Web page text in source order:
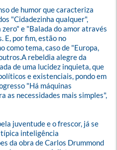
de humor que caracteriza
"Cidadezinha qualquer",
e "Balada do amor através
E, por fim, estão no
como tema, caso de "Europa,
rebeldia alegre da
de uma lucidez inquieta, que
e existenciais, pondo em
"Há máquinas
as necessidades mais simples",
juventude e o frescor, já se
inteligência
da obra de Carlos Drummond